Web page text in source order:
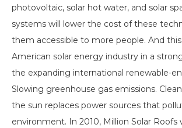
photovoltaic, solar hot water, and solar
systems will lower the cost of these
them accessible to more people. And
American solar energy industry in a
the expanding international renewable-
Slowing greenhouse gas emissions.
the sun replaces power sources that
environment. In 2010, Million Solar Roofs